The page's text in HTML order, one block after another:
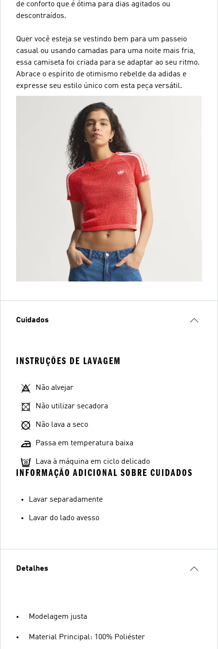
de conforto que é ótima para dias agitados ou
descontraídos.
Quer você esteja se vestindo bem para um passeio
casual ou usando camadas para uma noite mais fria,
essa camiseta foi criada para se adaptar ao seu ritmo.
Abrace o espírito de otimismo rebelde da adidas e
expresse seu estilo único com esta peça versátil.
Cuidados
INSTRUÇÕES DE LAVAGEM
Não alvejar
Não utilizar secadora
Não lava a seco
Passa em temperatura baixa
Lava à máquina em ciclo delicado
INFORMAÇÃO ADICIONAL SOBRE CUIDADOS
Lavar separadamente
Lavar do lado avesso
Detalhes
Modelagem justa
Material Principal: 100% Poliéster